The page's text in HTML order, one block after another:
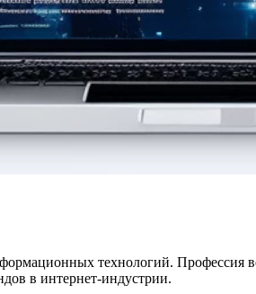
технологий. Профессия
в интернет-индустрии.